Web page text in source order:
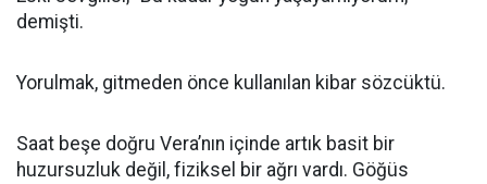
demişti.
Yorulmak, gitmeden önce kullanılan kibar sözcüktü.
Saat beşe doğru Vera’nın içinde artık basit bir
huzursuzluk değil, fiziksel bir ağrı vardı. Göğüs